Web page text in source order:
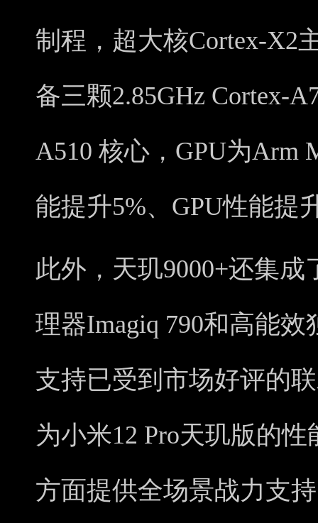
制程，超大核Cortex-X2
备三颗2.85GHz Cortex-
A510 核心，GPU为Arm
能提升5%、GPU性能提
此外，天玑9000+还集
理器Imagiq 790和高能
支持已受到市场好评的
为小米12 Pro天玑版的
方面提供全场景战力支